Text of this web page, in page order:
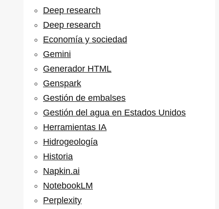
Deep research
Deep research
Economía y sociedad
Gemini
Generador HTML
Genspark
Gestión de embalses
Gestión del agua en Estados Unidos
Herramientas IA
Hidrogeología
Historia
Napkin.ai
NotebookLM
Perplexity